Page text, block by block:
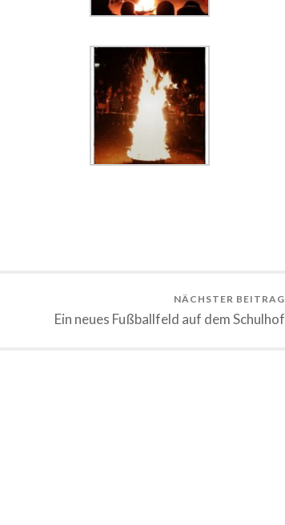
NÄCHSTER BEITRAG
Ein neues Fußballfeld auf dem Schulhof